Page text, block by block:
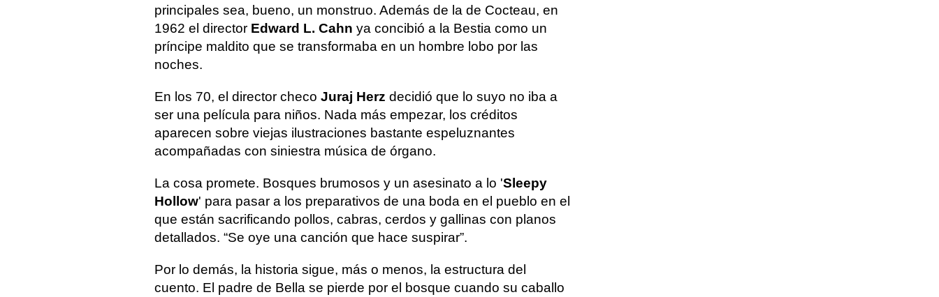
principales sea, bueno, un monstruo. Además de la de Cocteau, en
1962 el director Edward L. Cahn ya concibió a la Bestia como un
príncipe maldito que se transformaba en un hombre lobo por las
noches.
En los 70, el director checo Juraj Herz decidió que lo suyo no iba a
ser una película para niños. Nada más empezar, los créditos
aparecen sobre viejas ilustraciones bastante espeluznantes
acompañadas con siniestra música de órgano.
La cosa promete. Bosques brumosos y un asesinato a lo 'Sleepy
Hollow' para pasar a los preparativos de una boda en el pueblo en el
que están sacrificando pollos, cabras, cerdos y gallinas con planos
detallados. “Se oye una canción que hace suspirar”.
Por lo demás, la historia sigue, más o menos, la estructura del
cuento. El padre de Bella se pierde por el bosque cuando su caballo